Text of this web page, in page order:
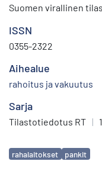
Suomen virallinen
ISSN
0355-2322
Aihealue
rahoitus ja vakuutus
Sarja
Tilastotiedotus RT |
Avainsanat
rahalaitokset pankit